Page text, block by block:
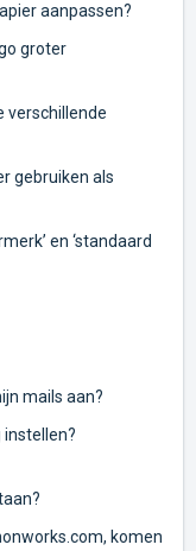
aanpassen?
groter
verschillende
gebruiken als
en ‘standaard
mails aan?
instellen?
komen